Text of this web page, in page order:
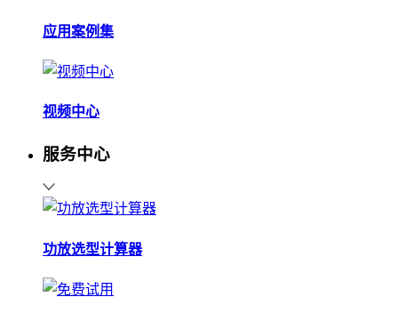
应用案例集
视频中心
服务中心
功放选型计算器